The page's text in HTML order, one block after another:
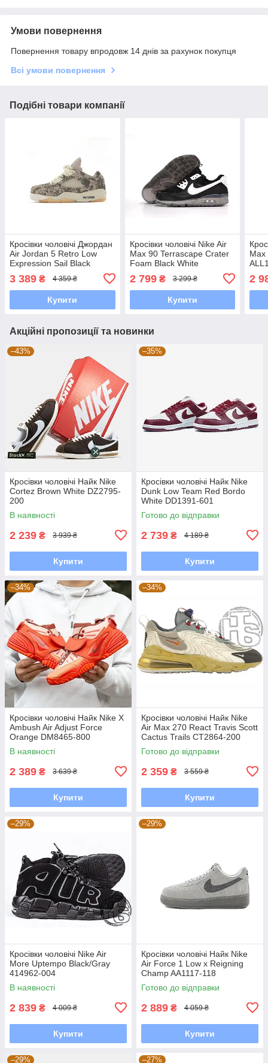
Умови повернення
Повернення товару впродовж 14 днів за рахунок покупця
Всі умови повернення
Подібні товари компанії
Кросівки чоловічі Джордан
Air Jordan 5 Retro Low
Expression Sail Black
Coconut Milk DA8016-100
3 389 ₴ 4 359 ₴
Купити
Кросівки чоловічі Nike Air
Max 90 Terrascape Crater
Foam Black White
2 799₴ 3 299 ₴
Купити
Max
2
Акційні пропозиції та новинки
–43%
Кросівки чоловічі Найк Nike
Cortez Brown White DZ2795-
200
В наявності
2 239 ₴ 3 939 ₴
Купити
–35%
Кросівки чоловічі Найк Nike
Dunk Low Team Red Bordo
White DD1391-601
Готово до відправки
2 739 ₴ 4 189 ₴
Купити
–34%
Кросівки чоловічі Найк Nike X
Ambush Air Adjust Force
Orange DM8465-800
В наявності
2 389 ₴ 3 639 ₴
Купити
–34%
Кросівки чоловічі Найк Nike
Air Max 270 React Travis Scott
Cactus Trails CT2864-200
Готово до відправки
2 359 ₴ 3 559 ₴
Купити
–29%
Кросівки чоловічі Nike Air
More Uptempo Black/Gray
414962-004
В наявності
2 839 ₴ 4 009 ₴
Купити
–29%
Кросівки чоловічі Найк Nike
Air Force 1 Low x Reigning
Champ AA1117-118
Готово до відправки
2 889 ₴ 4 059 ₴
Купити
–29% –27%